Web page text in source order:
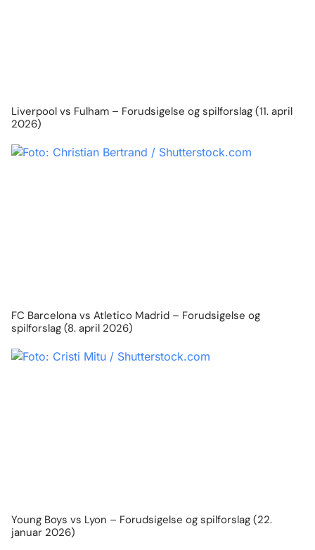
Liverpool vs Fulham – Forudsigelse og spilforslag (11. april
2026)
FC Barcelona vs Atletico Madrid – Forudsigelse og
spilforslag (8. april 2026)
Young Boys vs Lyon – Forudsigelse og spilforslag (22.
januar 2026)